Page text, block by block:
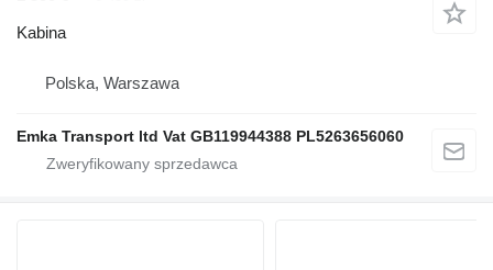
Kabina
Polska, Warszawa
Emka Transport ltd Vat GB119944388 PL5263656060